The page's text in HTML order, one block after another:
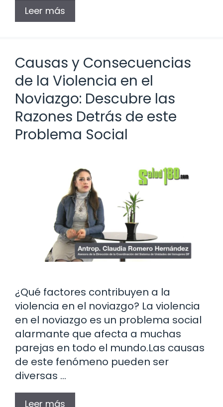
Leer más
Causas y Consecuencias
de la Violencia en el
Noviazgo: Descubre las
Razones Detrás de este
Problema Social
¿Qué factores contribuyen a la
violencia en el noviazgo? La violencia
en el noviazgo es un problema social
alarmante que afecta a muchas
parejas en todo el mundo.Las causas
de este fenómeno pueden ser
diversas …
Leer más